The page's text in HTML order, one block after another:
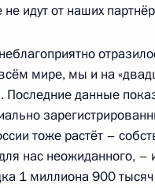
Госсовета по
16:00
идут от наших
мире, мы и на
Последние данные
тоже растёт –
нас неожиданного, –
1 миллиона 900